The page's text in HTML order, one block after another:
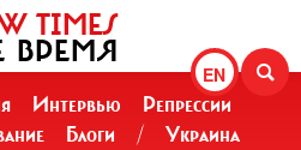
EN
TIMES
ВРЕМЯ
Интервью
Репрессии
Блоги /
Украина